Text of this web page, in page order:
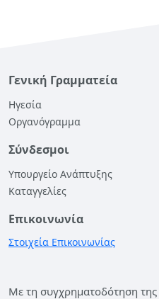
Γενική Γραμματεία
Ηγεσία
Οργανόγραμμα
Σύνδεσμοι
Υπουργείο Ανάπτυξης
Καταγγελίες
Επικοινωνία
Στοιχεία Επικοινωνίας
Με τη συγχρηματοδότηση